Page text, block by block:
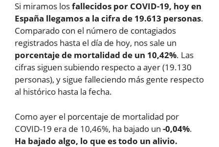
Si miramos losfallecidos por COVID-19, hoy en
España llegamos a la cifra de 19.613 personas.
Comparado con el número de contagiados
registrados hasta el día de hoy, nos sale un
porcentaje de mortalidad de un 10,42%. Las
cifras siguen subiendo respecto a ayer (19.130
personas), y sigue falleciendo más gente respecto
al histórico hasta la fecha.
Como ayer el porcentaje de mortalidad por
COVID-19 era de 10,46%, ha bajado un -0,04%.
Ha bajado algo, lo que es todo un alivio.